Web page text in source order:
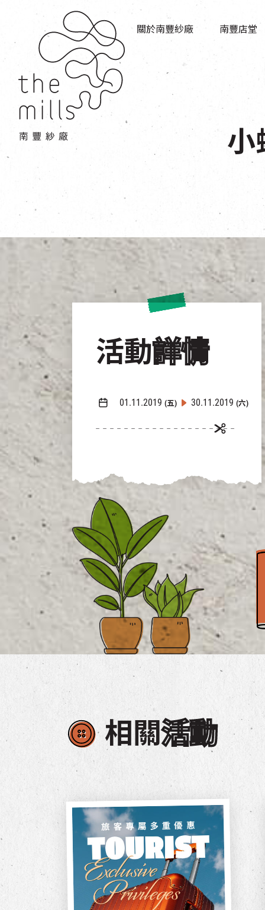
關於南豐紗廠
傳承與歷史
願景
媒體中心
南豐店堂
商店
小
活動詳情
01.11.2019 (五) 30.11.2019 (六)
相關活動